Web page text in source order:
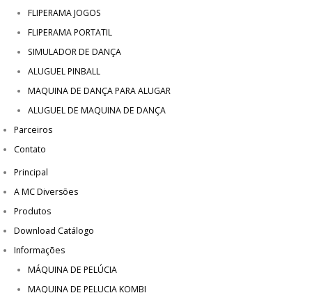
FLIPERAMA JOGOS
FLIPERAMA PORTATIL
SIMULADOR DE DANÇA
ALUGUEL PINBALL
MAQUINA DE DANÇA PARA ALUGAR
ALUGUEL DE MAQUINA DE DANÇA
Parceiros
Contato
Principal
A MC Diversões
Produtos
Download Catálogo
Informações
MÁQUINA DE PELÚCIA
MAQUINA DE PELUCIA KOMBI